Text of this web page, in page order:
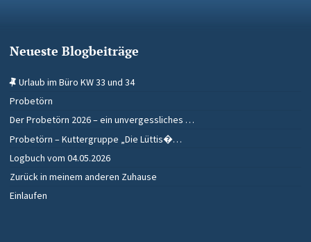
Neueste Blogbeiträge
Urlaub im Büro KW 33 und 34
Probetörn
Der Probetörn 2026 – ein unvergessliches …
Probetörn – Kuttergruppe „Die Lüttis�…
Logbuch vom 04.05.2026
Zurück in meinem anderen Zuhause
Einlaufen